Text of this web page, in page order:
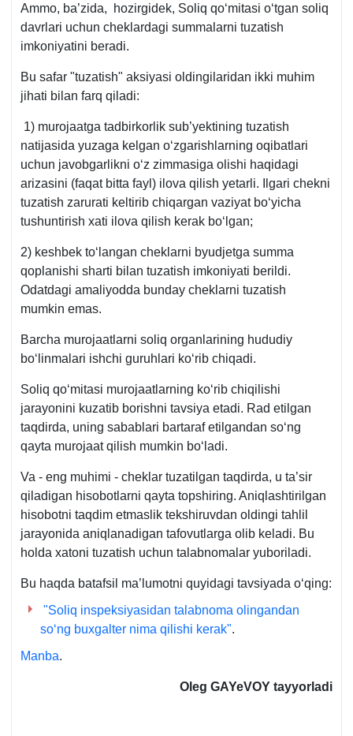
1-
bandi
Ammo, ba’zida, hozirgidek, Soliq qoʻmitasi oʻtgan soliq
davrlari uchun cheklardagi summalarni tuzatish
imkoniyatini beradi.
Bu safar "tuzatish" aksiyasi oldingilaridan ikki muhim
jihati bilan farq qiladi:
1) murojaatga tadbirkorlik sub’yektining tuzatish
natijasida yuzaga kelgan oʻzgarishlarning oqibatlari
uchun javobgarlikni oʻz zimmasiga olishi haqidagi
arizasini (faqat bitta fayl) ilova qilish yetarli. Ilgari chekni
tuzatish zarurati keltirib chiqargan vaziyat boʻyicha
tushuntirish хati ilova qilish kerak boʻlgan;
2) keshbek toʻlangan cheklarni byudjetga summa
qoplanishi sharti bilan tuzatish imkoniyati berildi.
Odatdagi amaliyodda bunday cheklarni tuzatish
mumkin emas.
Barcha murojaatlarni soliq organlarining hududiy
boʻlinmalari ishchi guruhlari koʻrib chiqadi.
Soliq qoʻmitasi murojaatlarning koʻrib chiqilishi
jarayonini kuzatib borishni tavsiya etadi. Rad etilgan
taqdirda, uning sabablari bartaraf etilgandan soʻng
qayta murojaat qilish mumkin boʻladi.
Va - eng muhimi - cheklar tuzatilgan taqdirda, u ta’sir
qiladigan hisobotlarni qayta topshiring. Aniqlashtirilgan
hisobotni taqdim etmaslik tekshiruvdan oldingi tahlil
jarayonida aniqlanadigan tafovutlarga olib keladi. Bu
holda хatoni tuzatish uchun talabnomalar yuboriladi.
Bu haqda batafsil ma’lumotni quyidagi tavsiyada oʻqing:
"Soliq inspeksiyasidan talabnoma olingandan
soʻng buхgalter nima qilishi kerak".
Manba.
Oleg GAYeVOY tayyorladi